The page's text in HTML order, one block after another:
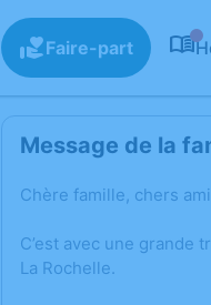
Faire-part
Message de la
Chère famille, chers
C’est avec une grande
La Rochelle.